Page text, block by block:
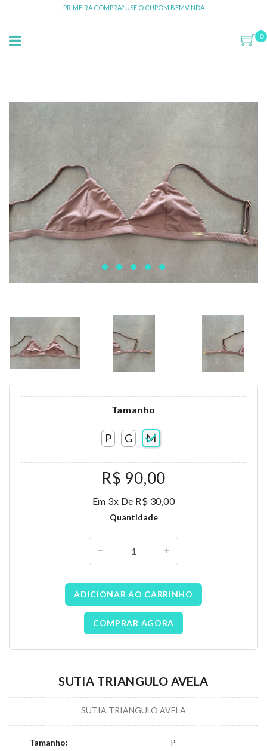
PRIMEIRA COMPRA? USE O CUPOM BEMVINDA
0
Tamanho
P G M
R$ 90,00
Em 3x De R$ 30,00
Quantidade
ADICIONAR AO CARRINHO
COMPRAR AGORA
SUTIA TRIANGULO AVELA
SUTIA TRIANGULO AVELA
Tamanho: P